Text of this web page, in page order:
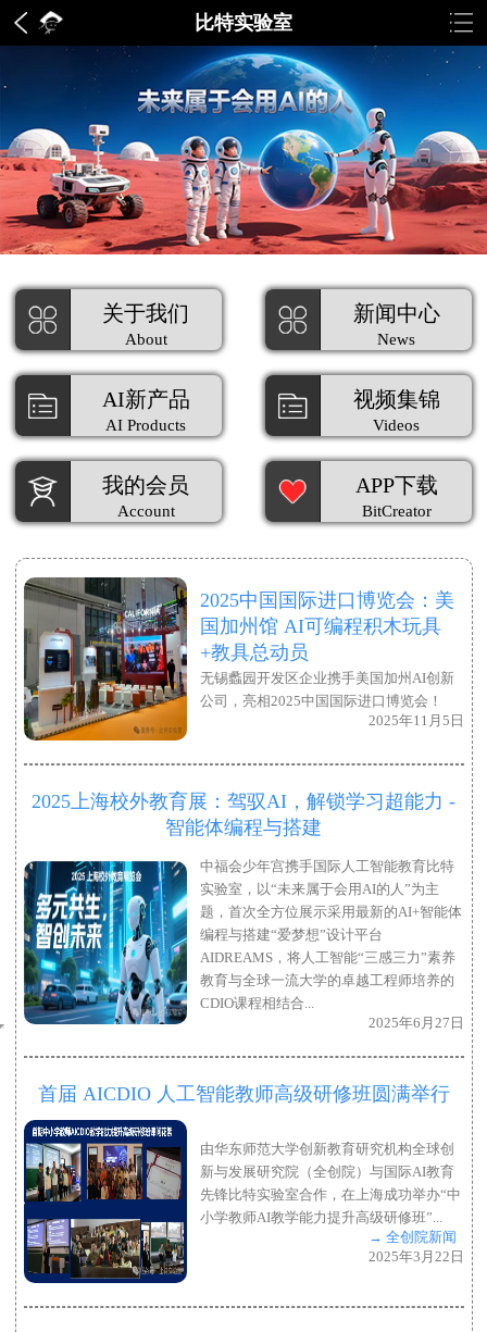
比特实验室
关于我们
About
新闻中心
News
AI新产品
AI Products
视频集锦
Videos
我的会员
Account
APP下载
BitCreator
2025中国国际进口博览会：美
国加州馆 AI可编程积木玩具
+教具总动员
无锡蠡园开发区企业携手美国加州AI创新
公司，亮相2025中国国际进口博览会！
2025年11月5日
2025上海校外教育展：驾驭AI，解锁学习超能力 -
智能体编程与搭建
中福会少年宫携手国际人工智能教育比特
实验室，以“未来属于会用AI的人”为主
题，首次全方位展示采用最新的AI+智能体
编程与搭建“爱梦想”设计平台
AIDREAMS，将人工智能“三感三力”素养
教育与全球一流大学的卓越工程师培养的
CDIO课程相结合...
2025年6月27日
首届 AICDIO 人工智能教师高级研修班圆满举行
由华东师范大学创新教育研究机构全球创
新与发展研究院（全创院）与国际AI教育
先锋比特实验室合作，在上海成功举办“中
小学教师AI教学能力提升高级研修班”...
→ 全创院新闻
2025年3月22日